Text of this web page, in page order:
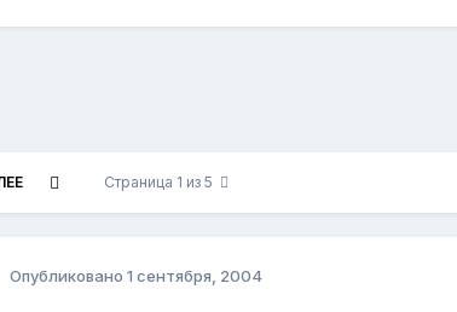
Страница 1 из 5
Опубликовано 1 сентября, 2004